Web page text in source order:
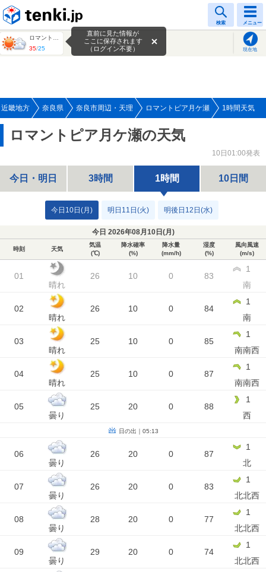
検索 メニュー
35/25 現在地
直前に見た情報が
ここに保存されます
（ログイン不要）
近畿地方 奈良県 奈良市周辺・天理 ロマントピア月ケ瀬 1時間天気
ロマントピア月ケ瀬の天気
10日01:00発表
今日・明日 3時間 1時間 10日間
今日10日(月) 明日11日(火) 明後日12日(水)
今日 2026年08月10日(月 )
時刻 天気
気温
(℃)
降水確率
(%)
降水量
(mm/h)
湿度
(%)
風向風速
(m/s)
01
晴れ
26 10 0 83
1
南
02
晴れ
26 10 0 84
1
南
03
晴れ
25 10 0 85
1
南南西
04
晴れ
25 10 0 87
1
南南西
05
曇り
25 20 0 88
1
西
日の出｜05:13
06
曇り
26 20 0 87
1
北
07
曇り
26 20 0 83
1
北北西
08
曇り
28 20 0 77
1
北北西
09
曇り
29 20 0 74
1
北北西